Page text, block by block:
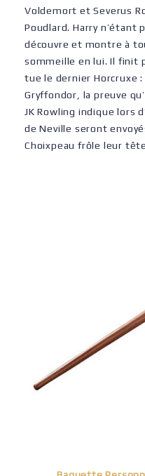
Voldemort et Severus
Poudlard. Harry n’étant
découvre et montre à
sommeille en lui. Il finit
tue le dernier Horcruxe :
Gryffondor, la preuve
JK Rowling indique lors
de Neville seront
Choixpeau frôle leur